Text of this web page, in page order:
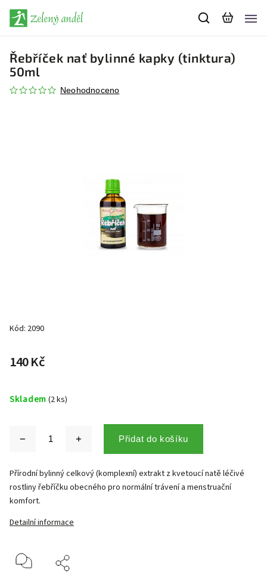
Řebříček nať bylinné kapky (tinktura)
50ml
Neohodnoceno
Kód: 2090
140 Kč
Skladem (2 ks)
Přidat do košíku
Přírodní bylinný celkový (komplexní) extrakt z kvetoucí natě léčivé
rostliny řebříčku obecného pro normální trávení a menstruační
komfort.
Detailní informace